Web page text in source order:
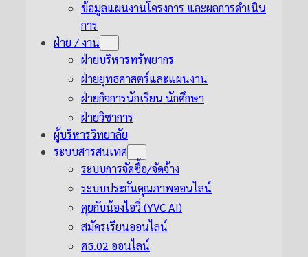
ข้อมูลแผนงานโครงการ และผลการดำเนิน
การ
ฝ่าย / งาน
ฝ่ายบริหารทรัพยากร
ฝ่ายยุทธศาสตร์และแผนงาน
ฝ่ายกิจการนักเรียน นักศึกษา
ฝ่ายวิชาการ
ผู้บริหารวิทยาลัย
ระบบสารสนเทศ
ระบบการจัดซื้อ/จัดจ้าง
ระบบประกันคุณภาพออนไลน์
คุยกับน้องไอวี่ (YVC AI)
สมัครเรียนออนไลน์
ศธ.02 ออนไลน์